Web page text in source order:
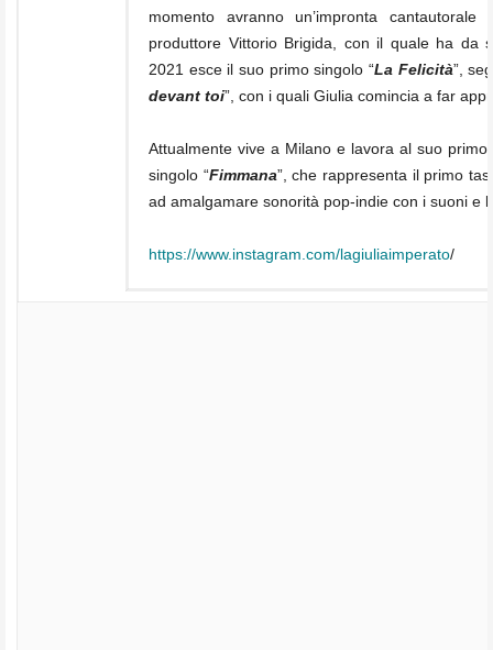
momento avranno un’impronta
produttore Vittorio Brigida, con il quale ha da
2021 esce il suo primo singolo “La Felicità”,
devant toi”, con i quali Giulia comincia a far
Attualmente vive a Milano e lavora al suo
singolo “Fimmana”, che rappresenta il primo
ad amalgamare sonorità pop-indie con i suoni e
https://www.instagram.com/lagiuliaimperato/